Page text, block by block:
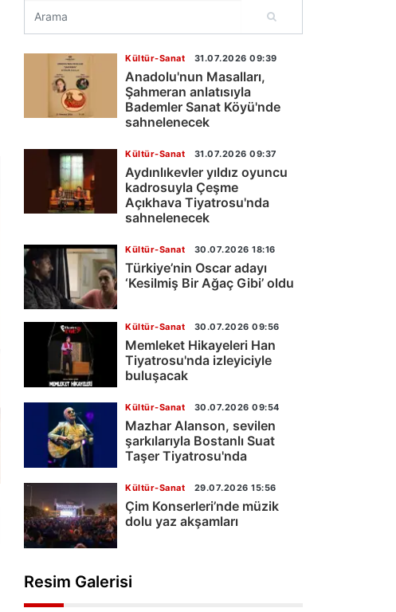
Kültür-Sanat 31.07.2026 09:39
Anadolu'nun Masalları,
Şahmeran anlatısıyla
Bademler Sanat Köyü'nde
sahnelenecek
Kültür-Sanat 31.07.2026 09:37
Aydınlıkevler yıldız oyuncu
kadrosuyla Çeşme
Açıkhava Tiyatrosu'nda
sahnelenecek
Kültür-Sanat 30.07.2026 18:16
Türkiye’nin Oscar adayı
‘Kesilmiş Bir Ağaç Gibi’ oldu
Kültür-Sanat 30.07.2026 09:56
Memleket Hikayeleri Han
Tiyatrosu'nda izleyiciyle
buluşacak
Kültür-Sanat 30.07.2026 09:54
Mazhar Alanson, sevilen
şarkılarıyla Bostanlı Suat
Taşer Tiyatrosu'nda
Kültür-Sanat 29.07.2026 15:56
Çim Konserleri’nde müzik
dolu yaz akşamları
Resim Galerisi